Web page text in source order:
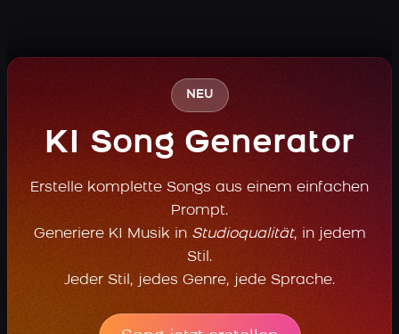
NEU
KI Song Generator
Erstelle komplette Songs aus einem einfachen
Prompt.
Generiere KI Musik in Studioqualität, in jedem
Stil.
Jeder Stil, jedes Genre, jede Sprache.